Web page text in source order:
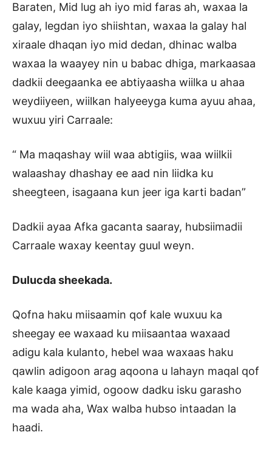
Baraten, Mid lug ah iyo mid faras ah, waxaa la
galay, legdan iyo shiishtan, waxaa la galay hal
xiraale dhaqan iyo mid dedan, dhinac walba
waxaa la waayey nin u babac dhiga, markaasaa
dadkii deegaanka ee abtiyaasha wiilka u ahaa
weydiiyeen, wiilkan halyeeyga kuma ayuu ahaa,
wuxuu yiri Carraale:
“ Ma maqashay wiil waa abtigiis, waa wiilkii
walaashay dhashay ee aad nin liidka ku
sheegteen, isagaana kun jeer iga karti badan”
Dadkii ayaa Afka gacanta saaray, hubsiimadii
Carraale waxay keentay guul weyn.
Dulucda sheekada.
Qofna haku miisaamin qof kale wuxuu ka
sheegay ee waxaad ku miisaantaa waxaad
adigu kala kulanto, hebel waa waxaas haku
qawlin adigoon arag aqoona u lahayn maqal qof
kale kaaga yimid, ogoow dadku isku garasho
ma wada aha, Wax walba hubso intaadan la
haadi.